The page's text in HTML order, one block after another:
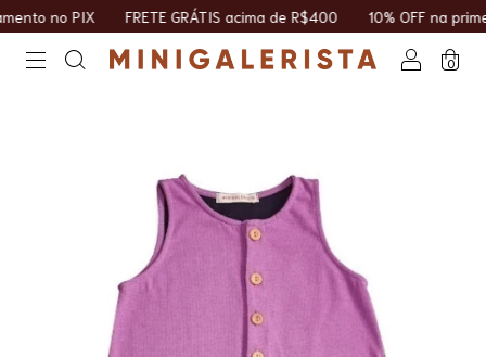
no PIX FRETE GRÁTIS acima de R$400 10% OFF na
0